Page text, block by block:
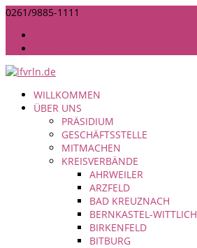
0261/9885-1111
WILLKOMMEN
ÜBER UNS
PRÄSIDIUM
GESCHÄFTSSTELLE
MITMACHEN
KREISVERBÄNDE
AHRWEILER
ARZFELD
BAD KREUZNACH
BERNKASTEL-WITTLICH
BIRKENFELD
BITBURG